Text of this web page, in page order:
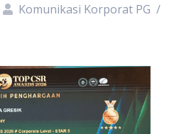
Komunikasi Korporat PG /